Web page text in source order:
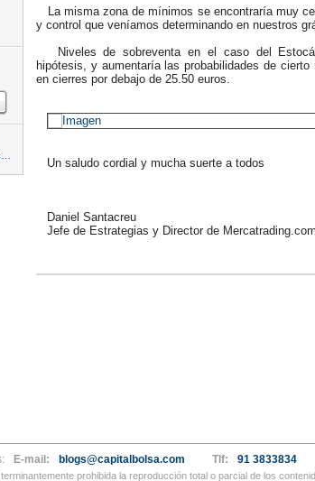
La misma zona de mínimos se encontraría muy
y control que veníamos determinando en nuestros
Niveles de sobreventa en el caso del
hipótesis, y aumentaría las probabilidades de
en cierres por debajo de 25.50 euros.
Un saludo cordial y mucha suerte a todos
Daniel Santacreu
Jefe de Estrategias y Director de Mercatrading.com
E-mail: blogs@capitalbolsa.com Tlf: 91 3833834
prohibida la reproducción total o parcial de los